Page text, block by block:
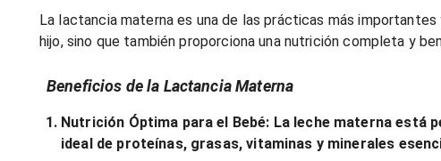
La lactancia materna es una de las prácticas más
hijo, sino que también proporciona una nutrición completa y
Beneficios de la Lactancia Materna
Nutrición Óptima para el Bebé: La leche materna está
ideal de proteínas, grasas, vitaminas y minerales